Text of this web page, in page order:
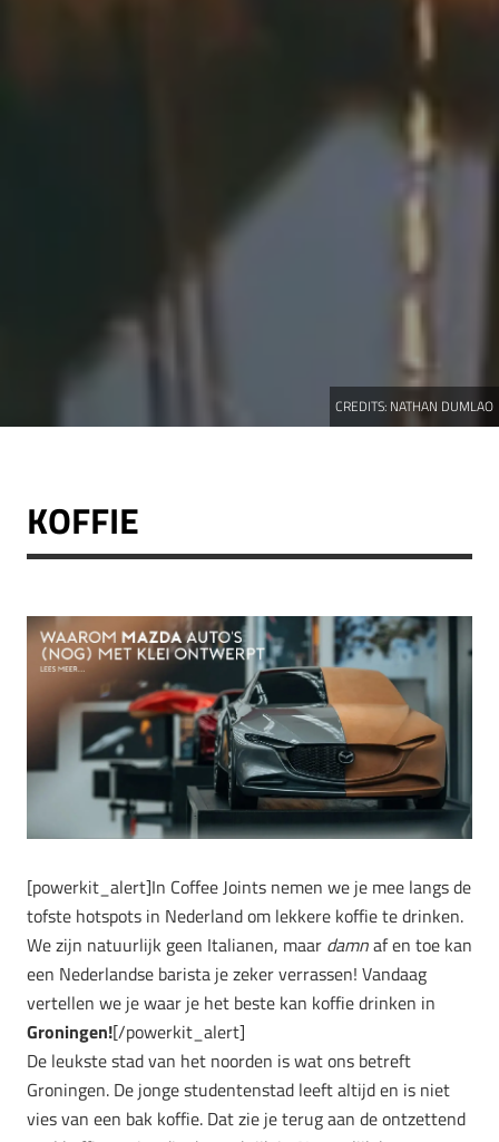
CREDITS: NATHAN DUMLAO
KOFFIE
[powerkit_alert]In Coffee Joints nemen we je mee langs de
tofste hotspots in Nederland om lekkere koffie te drinken.
We zijn natuurlijk geen Italianen, maar damnaf en toe kan
een Nederlandse barista je zeker verrassen! Vandaag
vertellen we je waar je het beste kan koffie drinken in
Groningen![/powerkit_alert]
De leukste stad van het noorden is wat ons betreft
Groningen. De jonge studentenstad leeft altijd en is niet
vies van een bak koffie. Dat zie je terug aan de ontzettend